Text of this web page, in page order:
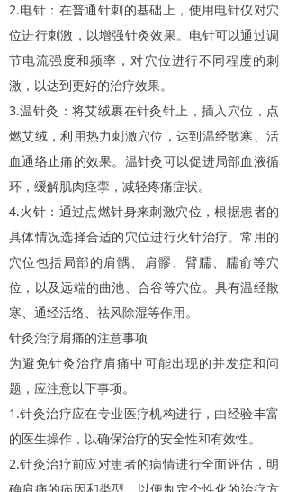
2.电针：在普通针刺的基础上，使用电针仪对穴
位进行刺激，以增强针灸效果。电针可以通过调
节电流强度和频率，对穴位进行不同程度的刺
激，以达到更好的治疗效果。
3.温针灸：将艾绒裹在针灸针上，插入穴位，点
燃艾绒，利用热力刺激穴位，达到温经散寒、活
血通络止痛的效果。温针灸可以促进局部血液循
环，缓解肌肉痉挛，减轻疼痛症状。
4.火针：通过点燃针身来刺激穴位，根据患者的
具体情况选择合适的穴位进行火针治疗。常用的
穴位包括局部的肩髃、肩髎、臂臑、臑俞等穴
位，以及远端的曲池、合谷等穴位。具有温经散
寒、通经活络、祛风除湿等作用。
针灸治疗肩痛的注意事项
为避免针灸治疗肩痛中可能出现的并发症和问
题，应注意以下事项。
1.针灸治疗应在专业医疗机构进行，由经验丰富
的医生操作，以确保治疗的安全性和有效性。
2.针灸治疗前应对患者的病情进行全面评估，明